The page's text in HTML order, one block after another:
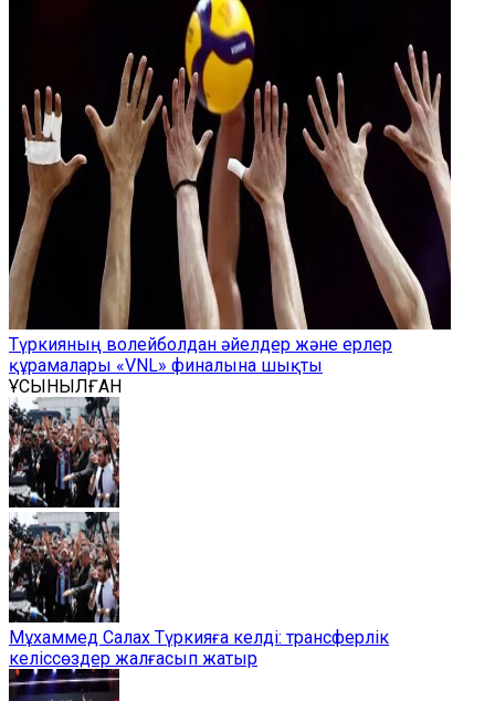
Түркияның волейболдан әйелдер және ерлер
құрамалары «VNL» финалына шықты
ҰСЫНЫЛҒАН
Мұхаммед Салах Түркияға келді: трансферлік
келіссөздер жалғасып жатыр